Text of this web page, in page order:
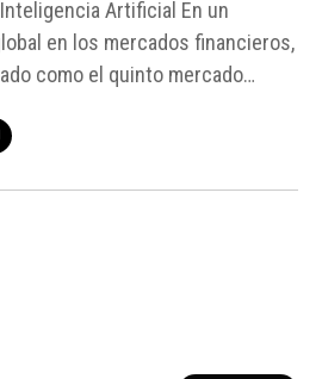
Artificial En un
en los mercados financieros,
como el quinto mercado
artificial y la industria